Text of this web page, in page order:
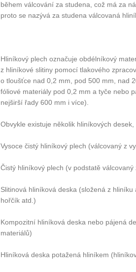
během válcování za studena, což má za
proto se nazývá za studena válcovaná
Hliníkový plech označuje obdélníkový
z hliníkové slitiny pomocí tlakového
o tloušťce nad 0,2 mm, pod 500 mm, nad
fóliové materiály pod 0,2 mm a tyče nebo
nejširší řady 600 mm i více).
Obvykle existuje několik hliníkových
Vysoce čistý hliníkový plech (válcovaný z
Čistý hliníkový plech (v podstatě válcovaný
Slitinová hliníková deska (složená z
hořčík atd.)
Kompozitní hliníková deska nebo pájená
materiálů)
Hliníková deska potažená hliníkem